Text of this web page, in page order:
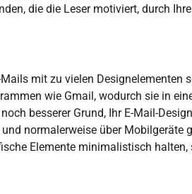
die die Leser motiviert, durch
mit zu vielen Designelementen
wie Gmail, wodurch sie in
besserer Grund, Ihr E-Mail-
normalerweise über Mobilgeräte
Elemente minimalistisch halten,